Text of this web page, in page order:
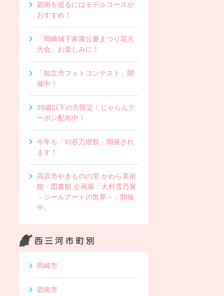
碧南を巡るにはモデルコースが
おすすめ！
「岡崎城下家康公夏まつり花火
大会」お楽しみに！
「知立市フォトコンテスト」開
催中！
39歳以下の方限定！じゃらんク
ーポン配布中！
今年も「刈谷万燈祭」開催され
ます！
高浜市やきものの里 かわら美術
館・図書館 企画展「大村雪乃展
－シールアートの世界－」開催
中。
岡崎市
碧南市